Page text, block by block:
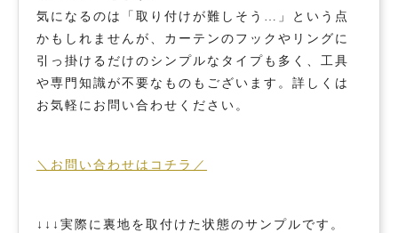
気になるのは「取り付けが難しそう…」という点
かもしれませんが、カーテンのフックやリングに
引っ掛けるだけのシンプルなタイプも多く、工具
や専門知識が不要なものもございます。詳しくは
お気軽にお問い合わせください。
＼お問い合わせはコチラ／
↓↓↓実際に裏地を取付けた状態のサンプルです。